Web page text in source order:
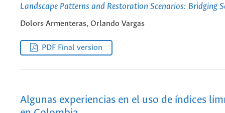
Landscape Patterns and Restoration Scenarios: Bridging
Dolors Armenteras, Orlando Vargas
PDF Final version
Algunas experiencias en el uso de índices